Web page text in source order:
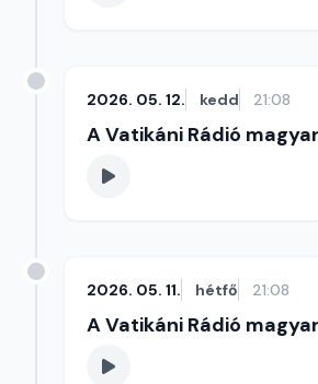
2026. 05. 12. kedd 21:08
A Vatikáni Rádió
2026. 05. 11. hétfő 21:08
A Vatikáni Rádió